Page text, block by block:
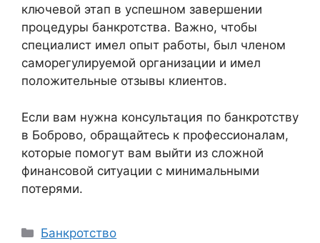
ключевой этап в успешном завершении
процедуры банкротства. Важно, чтобы
специалист имел опыт работы, был членом
саморегулируемой организации и имел
положительные отзывы клиентов.
Если вам нужна консультация по банкротству
в Боброво, обращайтесь к профессионалам,
которые помогут вам выйти из сложной
финансовой ситуации с минимальными
потерями.
Рубрики
Банкротство